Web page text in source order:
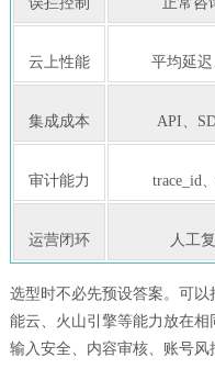
云上性能 平均延迟
集成成本 API、
审计能力 trace_id
运营闭环 人工
选型时不必先预设答案。可
能云、火山引擎等能力放在
输入安全、内容审核、账号风